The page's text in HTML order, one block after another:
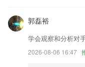
2.查找起来更加方便，带
分的全面。
3.在课堂上，新东方名师
郭磊裕
学会观察和分析对
2026-08-06 16:47